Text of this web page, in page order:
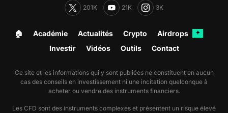
201K 21K 3K
🏠︎ Académie Actualités Crypto Airdrops ✦
Investir Vidéos Outils Contact
Ce site et les informations qui y sont publiées ne constituent en aucun
cas des conseils en investissement ni une incitation quelconque à
acheter ou vendre des instruments financiers.
Les CFD sont des instruments complexes et présentent un risque élevé